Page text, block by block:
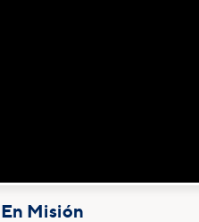
En Misión